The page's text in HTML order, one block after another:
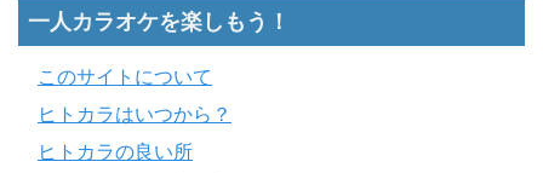
一人カラオケを楽しもう！
このサイトについて
ヒトカラはいつから？
ヒトカラの良い所